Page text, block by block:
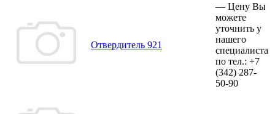
Отвердитель 921
— Цену Вы
можете
уточнить у
нашего
специалиста
по тел.: +7
(342) 287-
50-90